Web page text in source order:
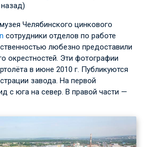
Челябинского цинкового
сотрудники отделов по работе
любезно предоставили
окрестностей. Эти фотографии
в июне 2010 г. Публикуются
завода. На первой
с юга на север. В правой части —